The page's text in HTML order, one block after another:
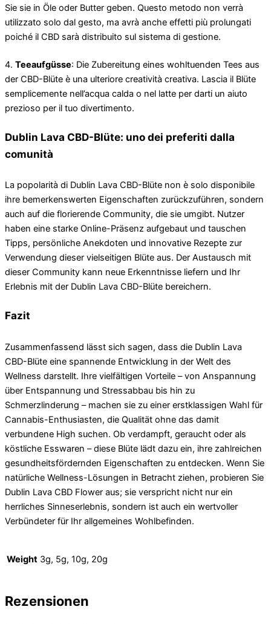
Sie sie in Öle oder Butter geben. Questo metodo non verrà
utilizzato solo dal gesto, ma avrà anche effetti più prolungati
poiché il CBD sarà distribuito sul sistema di gestione.
4. Teeaufgüsse: Die Zubereitung eines wohltuenden Tees aus
der CBD-Blüte è una ulteriore creatività creativa. Lascia il Blüte
semplicemente nell’acqua calda o nel latte per darti un aiuto
prezioso per il tuo divertimento.
Dublin Lava CBD-Blüte: uno dei preferiti dalla
comunità
La popolarità di Dublin Lava CBD-Blüte non è solo disponibile
ihre bemerkenswerten Eigenschaften zurückzuführen, sondern
auch auf die florierende Community, die sie umgibt. Nutzer
haben eine starke Online-Präsenz aufgebaut und tauschen
Tipps, persönliche Anekdoten und innovative Rezepte zur
Verwendung dieser vielseitigen Blüte aus. Der Austausch mit
dieser Community kann neue Erkenntnisse liefern und Ihr
Erlebnis mit der Dublin Lava CBD-Blüte bereichern.
Fazit
Zusammenfassend lässt sich sagen, dass die Dublin Lava
CBD-Blüte eine spannende Entwicklung in der Welt des
Wellness darstellt. Ihre vielfältigen Vorteile – von Anspannung
über Entspannung und Stressabbau bis hin zu
Schmerzlinderung – machen sie zu einer erstklassigen Wahl für
Cannabis-Enthusiasten, die Qualität ohne das damit
verbundene High suchen. Ob verdampft, geraucht oder als
köstliche Esswaren – diese Blüte lädt dazu ein, ihre zahlreichen
gesundheitsfördernden Eigenschaften zu entdecken. Wenn Sie
natürliche Wellness-Lösungen in Betracht ziehen, probieren Sie
Dublin Lava CBD Flower aus; sie verspricht nicht nur ein
herrliches Sinneserlebnis, sondern ist auch ein wertvoller
Verbündeter für Ihr allgemeines Wohlbefinden.
Weight 3g, 5g, 10g, 20g
Rezensionen